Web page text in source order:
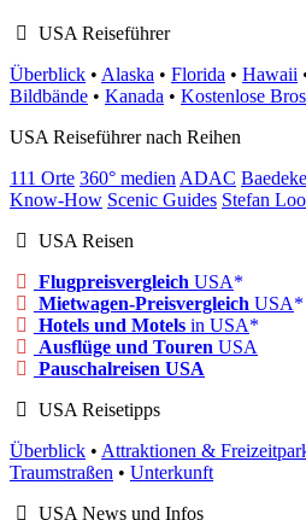
USA Reiseführer
Überblick • Alaska • Florida • Hawaii
Bildbände • Kanada • Kostenlose
USA Reiseführer nach Reihen
111 Orte 360° medien ADAC
Know-How Scenic Guides Stefan
USA Reisen
Flugpreisvergleich USA
Mietwagen-Preisvergleich USA
Hotels und Motels in USA
Ausflüge und Touren USA
Pauschalreisen USA
USA Reisetipps
Überblick • Attraktionen &
Traumstraßen • Unterkunft
USA News und Infos